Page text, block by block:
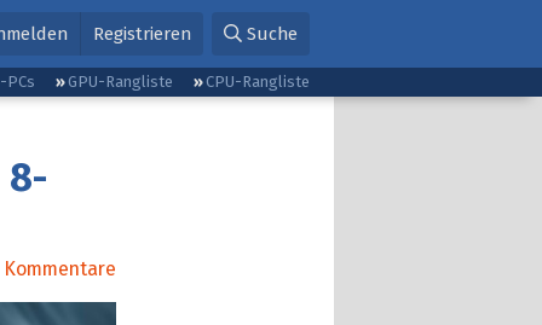
Registrieren Suche
PCs GPU-Rangliste CPU-Rangliste
8-
Kommentare